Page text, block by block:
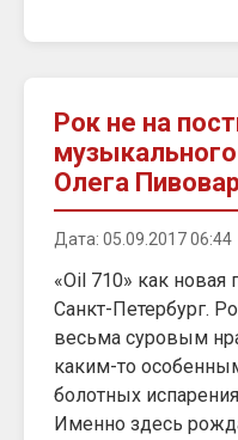
Рок не на
Олега
Дата: 05.09.2017 06:44
«Oil 710» как новая
Санкт-Петербург.
весьма суровым
каким-то
болотных
Именно здесь